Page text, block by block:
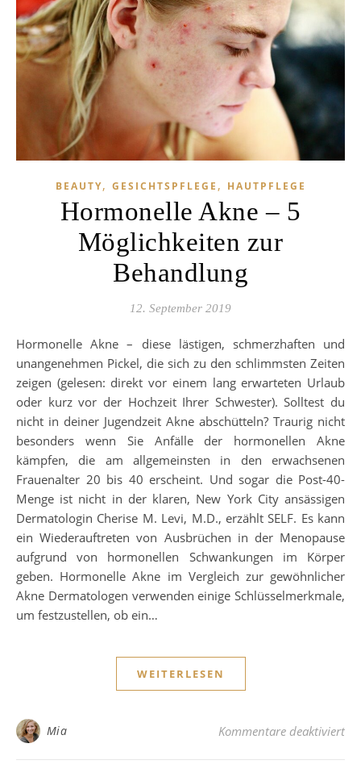
BEAUTY, GESICHTSPFLEGE , HAUTPFLEGE
Hormonelle Akne – 5
Möglichkeiten zur
Behandlung
12. September 2019
Hormonelle Akne – diese lästigen, schmerzhaften und
unangenehmen Pickel, die sich zu den schlimmsten Zeiten
zeigen (gelesen: direkt vor einem lang erwarteten Urlaub
oder kurz vor der Hochzeit Ihrer Schwester). Solltest du
nicht in deiner Jugendzeit Akne abschütteln? Traurig nicht
besonders wenn Sie Anfälle der hormonellen Akne
kämpfen, die am allgemeinsten in den erwachsenen
Frauenalter 20 bis 40 erscheint. Und sogar die Post-40-
Menge ist nicht in der klaren, New York City ansässigen
Dermatologin Cherise M. Levi, M.D., erzählt SELF. Es kann
ein Wiederauftreten von Ausbrüchen in der Menopause
aufgrund von hormonellen Schwankungen im Körper
geben. Hormonelle Akne im Vergleich zur gewöhnlicher
Akne Dermatologen verwenden einige Schlüsselmerkmale,
um festzustellen, ob ein…
WEITERLESEN
Mia Kommentare deaktiviertfür